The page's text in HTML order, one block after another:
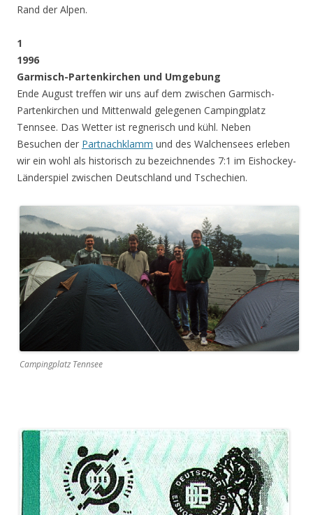
Rand der Alpen.
1
1996
Garmisch-Partenkirchen und Umgebung
Ende August treffen wir uns auf dem zwischen Garmisch-
Partenkirchen und Mittenwald gelegenen Campingplatz
Tennsee. Das Wetter ist regnerisch und kühl. Neben
Besuchen der Partnachklamm und des Walchensees erleben
wir ein wohl als historisch zu bezeichnendes 7:1 im Eishockey-
Länderspiel zwischen Deutschland und Tschechien.
Campingplatz Tennsee